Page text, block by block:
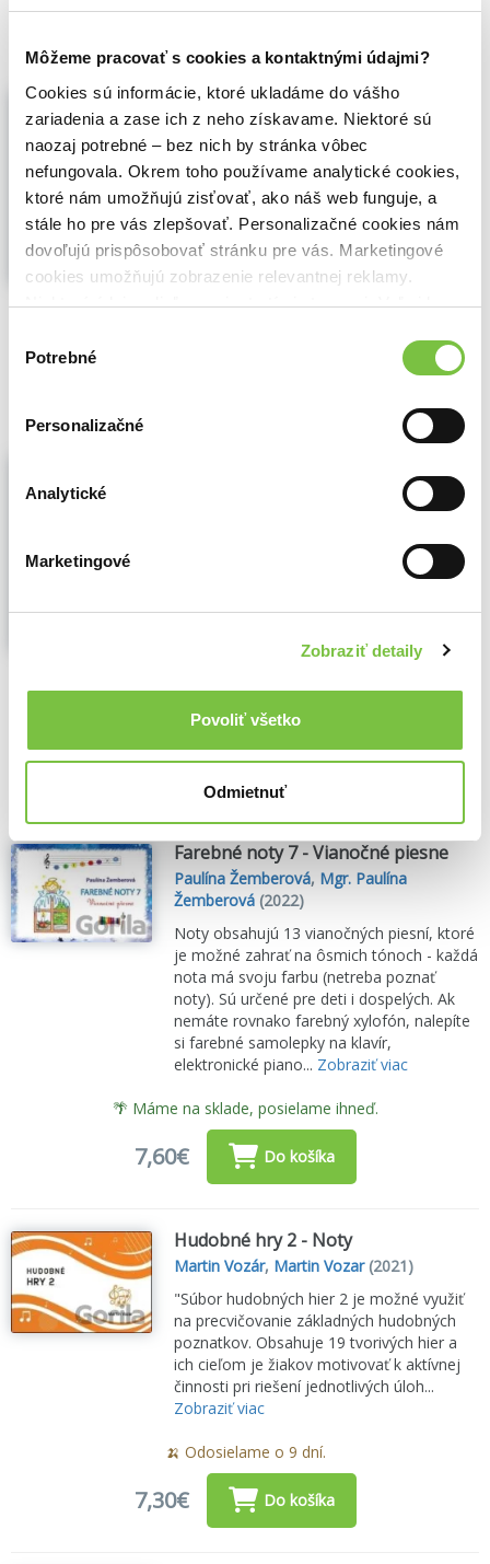
Môžeme pracovať s cookies a kontaktnými údajmi?
Cookies sú informácie, ktoré ukladáme do vášho
zariadenia a zase ich z neho získavame. Niektoré sú
naozaj potrebné – bez nich by stránka vôbec
nefungovala. Okrem toho používame analytické cookies,
ktoré nám umožňujú zisťovať, ako náš web funguje, a
stále ho pre vás zlepšovať. Personalizačné cookies nám
dovoľujú prispôsobovať stránku pre vás. Marketingové
cookies umožňujú zobrazenie relevantnej reklamy.
Niektoré údaje zdieľame aj s tretími stranami. Veľmi by
cookies.
súhlasu
Potrebné
Personalizačné
Analytické
Marketingové
Zobraziť detaily
Povoliť všetko
Odmietnuť
6,20€ Do košíka
Album etud 4
Alena Fišerová,Eliška Kleinová,Eva
Müllerová,Bärenreiter Praha
Piano
Řada pěti alb etud vznikla na základě
potřeby vytvořit mnohostranný a široký
studijní materiál, jenž by vyhovoval všem
požadavkům na moderní klavírní
vyučování... Zobraziť viac
Eva
(2012)
Výběr etud pro třetí stupeň technické
vyspělosti provedly naše osvědčené
cvičení autorů jako Czerny, Lemoine či
Zdeňka Fibicha a Jana Maláta...Zobraziť
🍌 Dodanie môže trvať viac ako 30 dní
7,80€ Do košíka
Farebné noty 7 - Vianočné piesne
Paulína Žemberová, Mgr. Paulína
Žemberová (2022)
Noty obsahujú 13 vianočných piesní, ktoré
je možné zahrať na ôsmich tónoch - každá
nota má svoju farbu (netreba poznať
noty). Sú určené pre deti i dospelých. Ak
nemáte rovnako farebný xylofón, nalepíte
si farebné samolepky na klavír,
elektronické piano... Zobraziť viac
🌴 Máme na sklade, posielame ihneď.
7,60€ Do košíka
Hudobné hry 2 - Noty
Martin Vozár, Martin Vozar(2021)
"Súbor hudobných hier 2 je možné využiť
na precvičovanie základných hudobných
poznatkov. Obsahuje 19 tvorivých hier a
ich cieľom je žiakov motivovať k aktívnej
činnosti pri riešení jednotlivých úloh...
Zobraziť viac
🍌 Odosielame o 9 dní.
7,30€ Do košíka